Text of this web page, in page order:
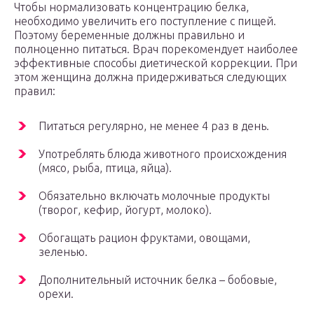
Чтобы нормализовать концентрацию белка,
необходимо увеличить его поступление с пищей.
Поэтому беременные должны правильно и
полноценно питаться. Врач порекомендует наиболее
эффективные способы диетической коррекции. При
этом женщина должна придерживаться следующих
правил:
Питаться регулярно, не менее 4 раз в день.
Употреблять блюда животного происхождения
(мясо, рыба, птица, яйца).
Обязательно включать молочные продукты
(творог, кефир, йогурт, молоко).
Обогащать рацион фруктами, овощами,
зеленью.
Дополнительный источник белка – бобовые,
орехи.